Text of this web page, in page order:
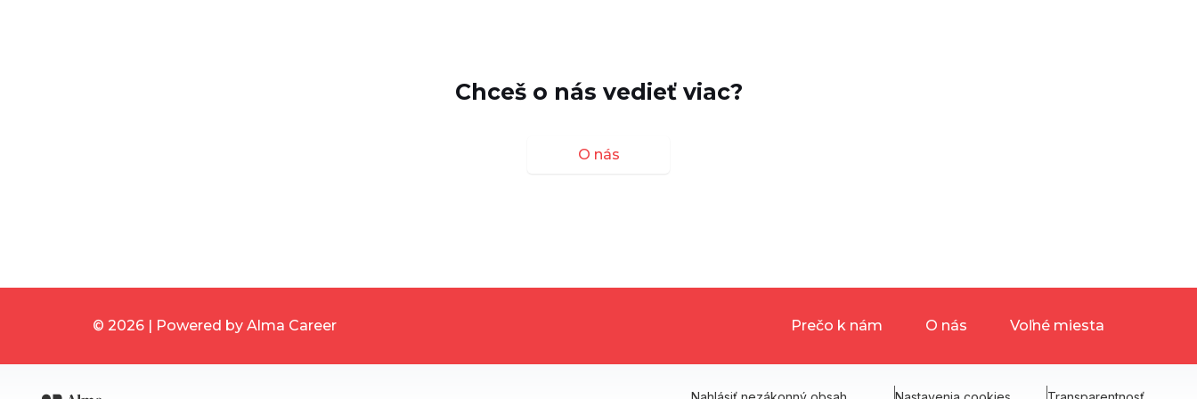
Chceš o nás vedieť viac?
O nás
© 2026 | Powered by Alma Career Prečo k nám O nás Voľné miesta